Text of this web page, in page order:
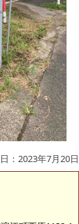
：2023年7月20日